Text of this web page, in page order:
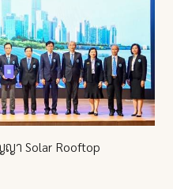
ญา Solar Rooftop